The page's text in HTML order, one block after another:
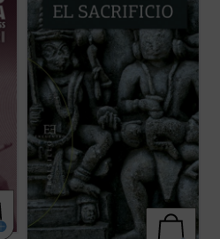
vedas se acercan a su desvelamiento, pero
sólo el cristianismo lo pone en evidencia y
lo desamortiza. Y, con esta acción
desmitificadora, deja también en ...
ficha)